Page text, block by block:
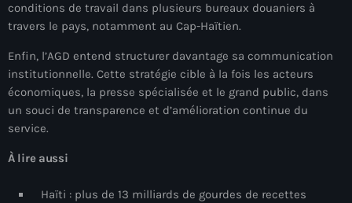
octobre 2024
septembre 2024
août 2024
juillet 2024
conditions de travail dans plusieurs bureaux douaniers à
travers le pays, notamment au Cap-Haïtien.
Enfin, l’AGD entend structurer davantage sa communication
institutionnelle. Cette stratégie cible à la fois les acteurs
économiques, la presse spécialisée et le grand public, dans
un souci de transparence et d’amélioration continue du
service.
À lire aussi
Haïti : plus de 13 milliards de gourdes de recettes